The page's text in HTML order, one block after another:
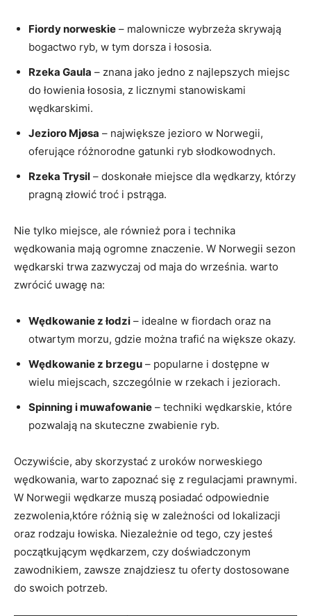
Fiordy norweskie – malownicze wybrzeża skrywają
bogactwo ryb, w tym dorsza i łososia.
Rzeka Gaula – znana jako jedno z najlepszych miejsc
do łowienia łososia, z licznymi stanowiskami
wędkarskimi.
Jezioro Mjøsa – największe jezioro w Norwegii,
oferujące różnorodne gatunki ryb słodkowodnych.
Rzeka Trysil – doskonałe miejsce dla wędkarzy, którzy
pragną złowić troć i pstrąga.
Nie tylko miejsce, ale również pora i technika
wędkowania mają ogromne znaczenie. W Norwegii sezon
wędkarski trwa zazwyczaj od maja do września. warto
zwrócić uwagę na:
Wędkowanie z łodzi – idealne w fiordach oraz na
otwartym morzu, gdzie można trafić na większe okazy.
Wędkowanie z brzegu – popularne i dostępne w
wielu miejscach, szczególnie w rzekach i jeziorach.
Spinning i muwafowanie – techniki wędkarskie, które
pozwalają na skuteczne zwabienie ryb.
Oczywiście, aby skorzystać z uroków norweskiego
wędkowania, warto zapoznać się z regulacjami prawnymi.
W Norwegii wędkarze muszą posiadać odpowiednie
zezwolenia,które różnią się w zależności od lokalizacji
oraz rodzaju łowiska. Niezależnie od tego, czy jesteś
początkującym wędkarzem, czy doświadczonym
zawodnikiem, zawsze znajdziesz tu oferty dostosowane
do swoich potrzeb.